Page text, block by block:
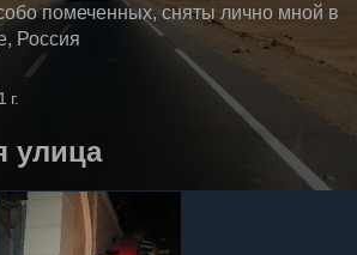
помеченных, сняты лично мной в
Россия
г.
улица